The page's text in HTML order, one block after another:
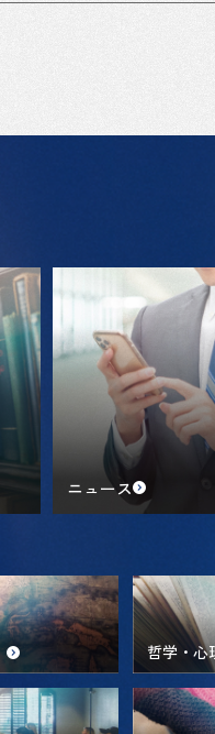
ニュース
哲学・心